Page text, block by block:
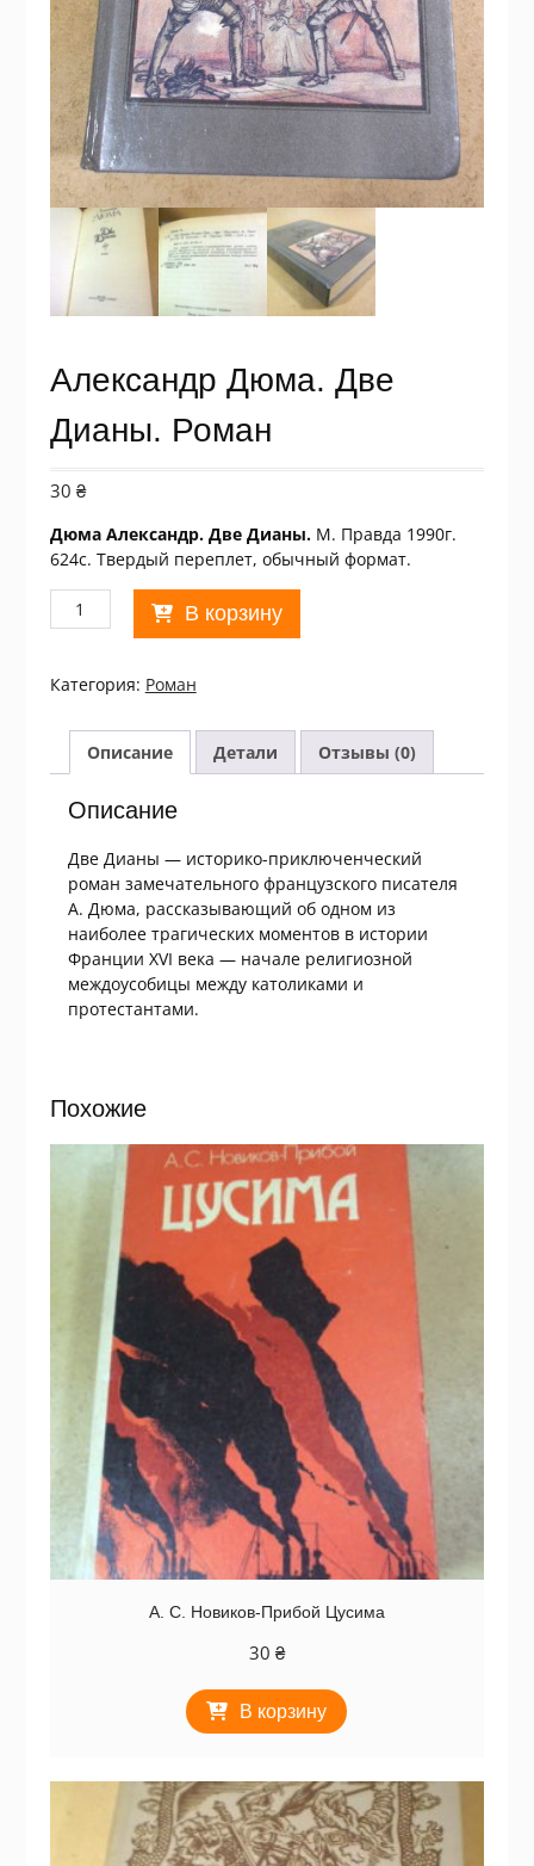
Александр Дюма. Две
Дианы. Роман
30 ₴
Дюма Александр. Две Дианы. М. Правда 1990г.
624с. Твердый переплет, обычный формат.
Количество
товара
Дюма.
Дианы.
Роман
В корзину
Категория: Роман
Описание Детали Отзывы (0)
Описание
Две Дианы — историко-приключенческий
роман замечательного французского писателя
А. Дюма, рассказывающий об одном из
наиболее трагических моментов в истории
Франции XVI века — начале религиозной
междоусобицы между католиками и
протестантами.
Похожие
А. С. Новиков-Прибой Цусима
30 ₴
В корзину